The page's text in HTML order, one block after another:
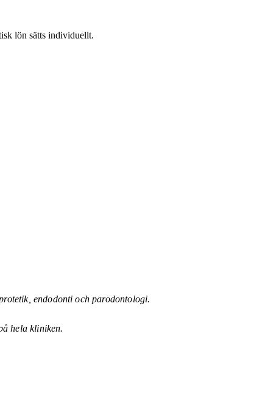
lön sätts individuellt.
endodonti och parodontologi.
hela kliniken.